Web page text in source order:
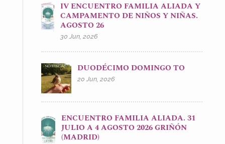
IV ENCUENTRO FAMILIA ALIADA Y
CAMPAMENTO DE NIÑOS Y NIÑAS.
AGOSTO 26
30 Jun, 2026
DUODÉCIMO DOMINGO TO
20 Jun, 2026
ENCUENTRO FAMILIA ALIADA. 31
JULIO A 4 AGOSTO 2026 GRIÑÓN
(MADRID)